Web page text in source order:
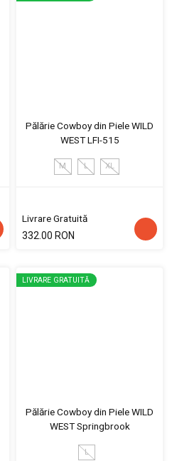
Pălărie Cowboy din Piele WILD
WEST LFI-515
M L XL
Livrare Gratuită
332.00 RON
LIVRARE GRATUITĂ
Pălărie Cowboy din Piele WILD
WEST Springbrook
L